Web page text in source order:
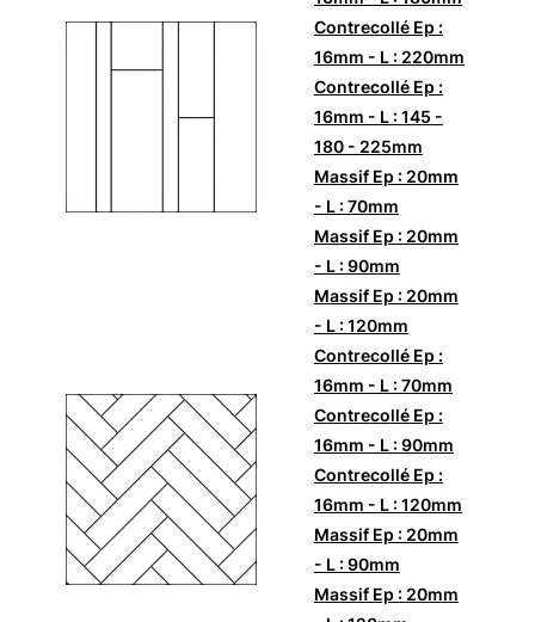
Contrecollé Ep :
16mm - L : 220mm
Contrecollé Ep :
16mm - L : 145 -
180 - 225mm
Massif Ep : 20mm
- L : 70mm
Massif Ep : 20mm
- L : 90mm
Massif Ep : 20mm
- L : 120mm
Contrecollé Ep :
16mm - L : 70mm
Contrecollé Ep :
16mm - L : 90mm
Contrecollé Ep :
16mm - L : 120mm
Massif Ep : 20mm
- L : 90mm
Massif Ep : 20mm